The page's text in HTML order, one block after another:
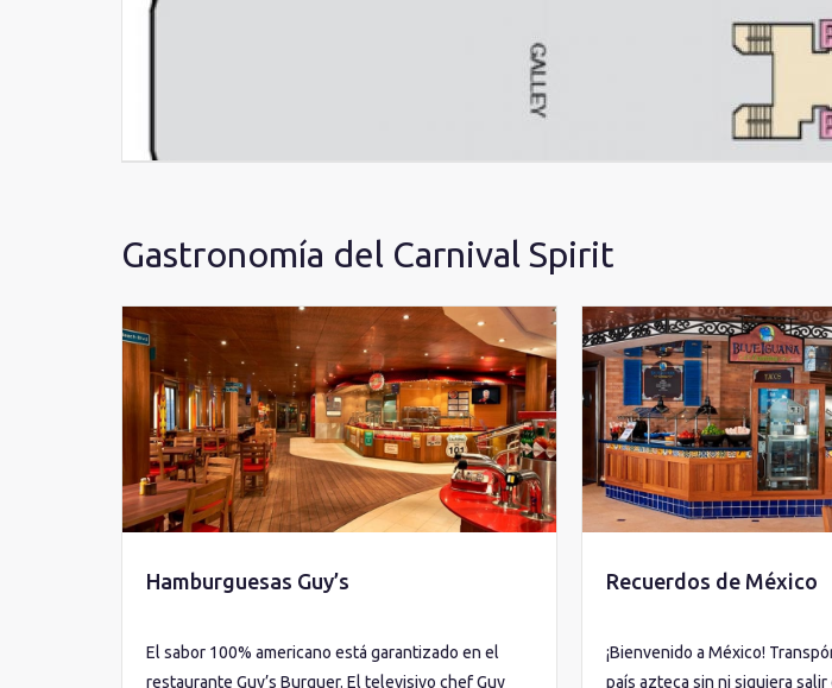
Gastronomía del Carnival Spirit
Hamburguesas Guy’s
El sabor 100% americano está garantizado en el
restaurante Guy’s Burguer. El televisivo chef Guy
Recuerdos de México
¡Bienvenido a México!
país azteca sin ni siquiera salir